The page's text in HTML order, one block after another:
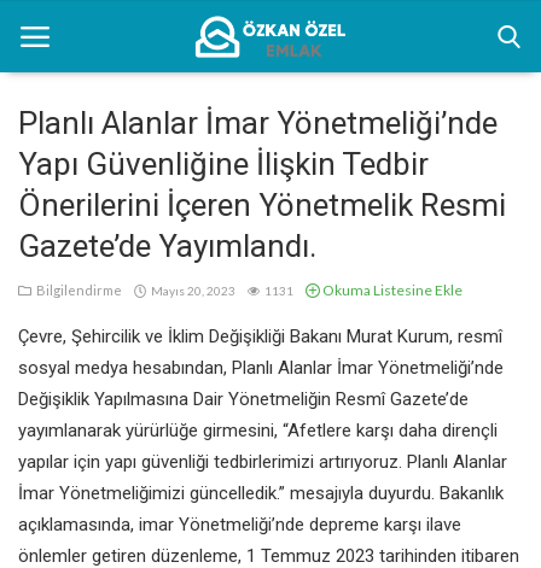
Anasayfa
Kentsel Dönüşüm Alanları
Bilgilendirme
İletişim
Türkçe
Planlı Alanlar İmar Yönetmeliği’nde
Yapı Güvenliğine İlişkin Tedbir
Önerilerini İçeren Yönetmelik Resmi
Gazete’de Yayımlandı.
Bilgilendirme Mayıs 20, 2023 1131 Okuma Listesine Ekle
Çevre, Şehircilik ve İklim Değişikliği Bakanı Murat Kurum, resmî
sosyal medya hesabından, Planlı Alanlar İmar Yönetmeliği’nde
Değişiklik Yapılmasına Dair Yönetmeliğin Resmî Gazete’de
yayımlanarak yürürlüğe girmesini, “Afetlere karşı daha dirençli
yapılar için yapı güvenliği tedbirlerimizi artırıyoruz. Planlı Alanlar
İmar Yönetmeliğimizi güncelledik.” mesajıyla duyurdu. Bakanlık
açıklamasında, imar Yönetmeliği’nde depreme karşı ilave
önlemler getiren düzenleme, 1 Temmuz 2023 tarihinden itibaren